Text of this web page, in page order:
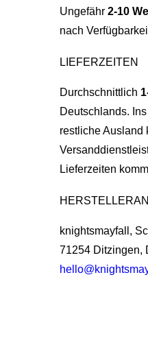
Ungefähr 2-10
nach
LIEFERZEITEN
Durchschnittlich
Deutschlands.
restliche Ausland
Lieferzeiten
knightsmayfall,
71254 Ditzingen,